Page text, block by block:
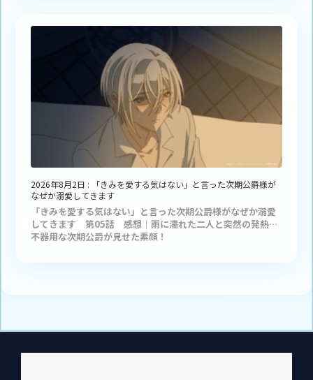
2026年8月2日 :
「きみを愛する気はない」と言った次期公爵様が
なぜか溺愛してきます
「きみを愛する気はない」と言った次期公爵様がなぜか溺愛
してきます 第05話 感想｜雨に濡れた二人と突然の発熱…
不器用な次期公爵が見せた素顔！